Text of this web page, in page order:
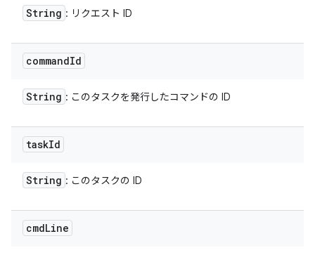
String : リクエスト ID
commandId
String : このタスクを発行したコマンドの ID
taskId
String : このタスクの ID
cmdLine